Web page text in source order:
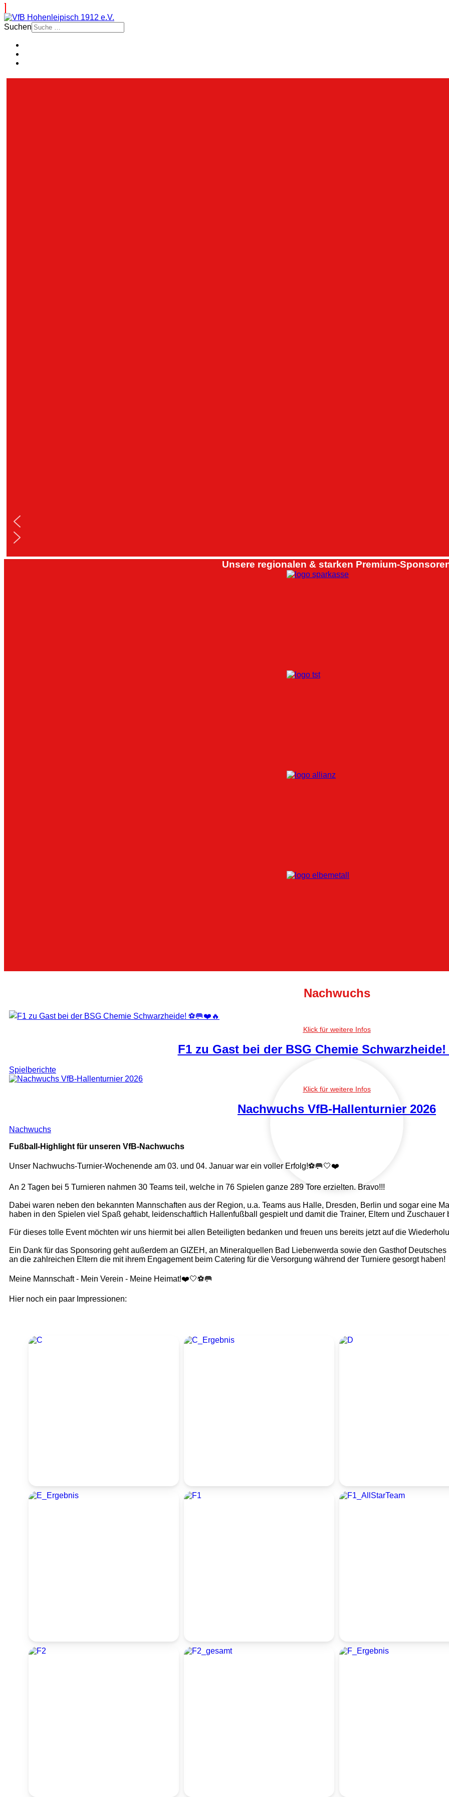
Suchen
Unsere regionalen & starken Premium-
Nachwuchs
F1 zu Gast bei der BSG Chemie
Spielberichte
Nachwuchs VfB-Hallenturnier 2026
Nachwuchs
Fußball-Highlight für unseren VfB-Nachwuchs
Unser Nachwuchs-Turnier-Wochenende am 03. und 04. Januar war ein voller Erfolg!⚽️🥅🤍❤️
An 2 Tagen bei 5 Turnieren nahmen 30 Teams teil, welche in 76 Spielen ganze 289 Tore erzielten. Bravo!!!
Dabei waren neben den bekannten Mannschaften aus der Region, u.a. Teams aus Halle, Dresden, Berlin und sogar eine
haben in den Spielen viel Spaß gehabt, leidenschaftlich Hallenfußball gespielt und damit die Trainer, Eltern und Zuschauer
Für dieses tolle Event möchten wir uns hiermit bei allen Beteiligten bedanken und freuen uns bereits jetzt auf die
Ein Dank für das Sponsoring geht außerdem an GIZEH, an Mineralquellen Bad Liebenwerda sowie den Gasthof
an die zahlreichen Eltern die mit ihrem Engagement beim Catering für die Versorgung während der Turniere gesorgt haben!
Meine Mannschaft - Mein Verein - Meine Heimat!❤️🤍⚽️🥅
Hier noch ein paar Impressionen: